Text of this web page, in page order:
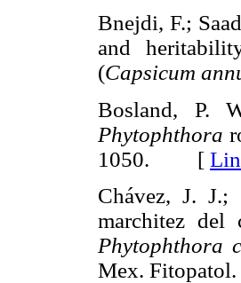
Bnejdi, F.;
and
(Capsicum
Bosland, P.
Phytophthora
1050. [
Chávez, J.
marchitez del
Phytophthora
Mex.